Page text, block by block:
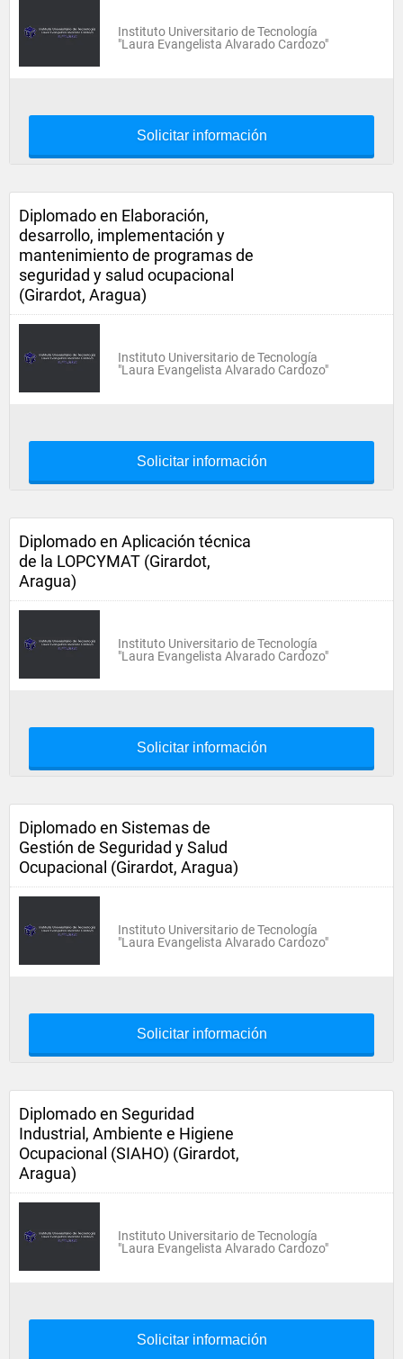
Instituto Universitario de Tecnología
"Laura Evangelista Alvarado Cardozo"
Solicitar información
Diplomado en Elaboración,
desarrollo, implementación y
mantenimiento de programas de
seguridad y salud ocupacional
(Girardot, Aragua)
Instituto Universitario de Tecnología
"Laura Evangelista Alvarado Cardozo"
Solicitar información
Diplomado en Aplicación técnica
de la LOPCYMAT (Girardot,
Aragua)
Instituto Universitario de Tecnología
"Laura Evangelista Alvarado Cardozo"
Solicitar información
Diplomado en Sistemas de
Gestión de Seguridad y Salud
Ocupacional (Girardot, Aragua)
Instituto Universitario de Tecnología
"Laura Evangelista Alvarado Cardozo"
Solicitar información
Diplomado en Seguridad
Industrial, Ambiente e Higiene
Ocupacional (SIAHO) (Girardot,
Aragua)
Instituto Universitario de Tecnología
"Laura Evangelista Alvarado Cardozo"
Solicitar información